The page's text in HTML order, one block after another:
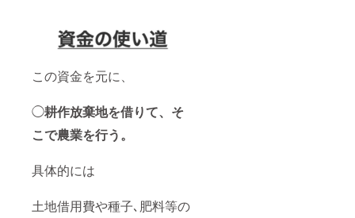
この資金を元に、
◯耕作放棄地を借りて、そ
こで農業を行う。
具体的には
土地借用費や種子､肥料等の